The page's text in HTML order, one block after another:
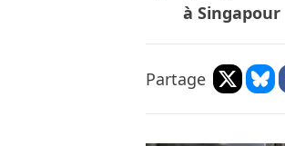
à Singapour
Partage